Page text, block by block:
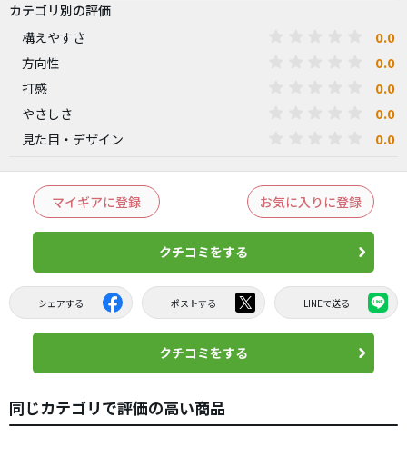
カテゴリ別の評価
構えやすさ
0.0
方向性 0.0
打感 0.0
やさしさ 0.0
見た目・デザイン 0.0
マイギアに登録 お気に入りに登録
クチコミをする
シェアする ポストする LINEで送る
クチコミをする
同じカテゴリで評価の高い商品